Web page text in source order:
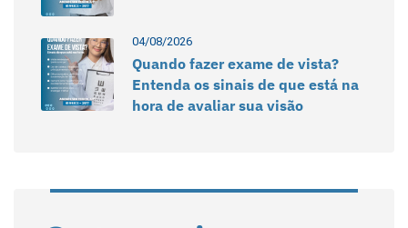
04/08/2026
Quando fazer exame de vista?
Entenda os sinais de que está na
hora de avaliar sua visão